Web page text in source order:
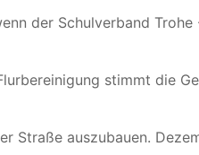
der Schulverband
stimmt die
Straße auszubauen.